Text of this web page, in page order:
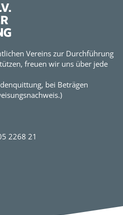
Vereins zur Durchführung
freuen wir uns über jede
bei Beträgen
2268 21